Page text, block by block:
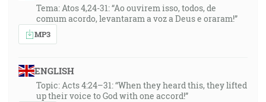
Tema: Atos 4,24-31: “Ao ouvirem isso, todos, de
comum acordo, levantaram a voz a Deus e oraram!”
MP3
ENGLISH
Topic: Acts 4:24–31: “When they heard this, they lifted
up their voice to God with one accord!”